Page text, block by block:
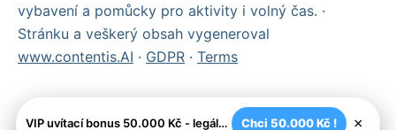
vybavení a pomůcky pro aktivity i volný čas. ·
Stránku a veškerý obsah vygeneroval
www.contentis.AI · GDPR · Terms
VIP uvítací bonus 50.000 Kč - legální české kasíno Chci 50.000 Kč ! ×